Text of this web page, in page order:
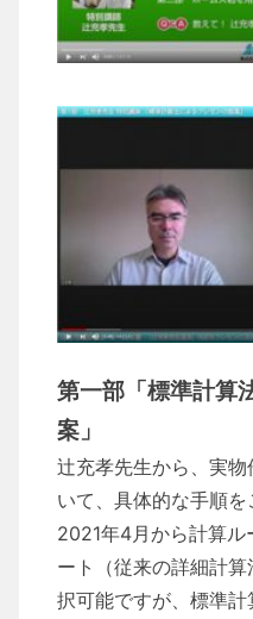
第一部「標準計算
案」
辻充孝先生から、実
いて、具体的な手順を
2021年4月から計算
ート（従来の詳細計
択可能ですが、標準